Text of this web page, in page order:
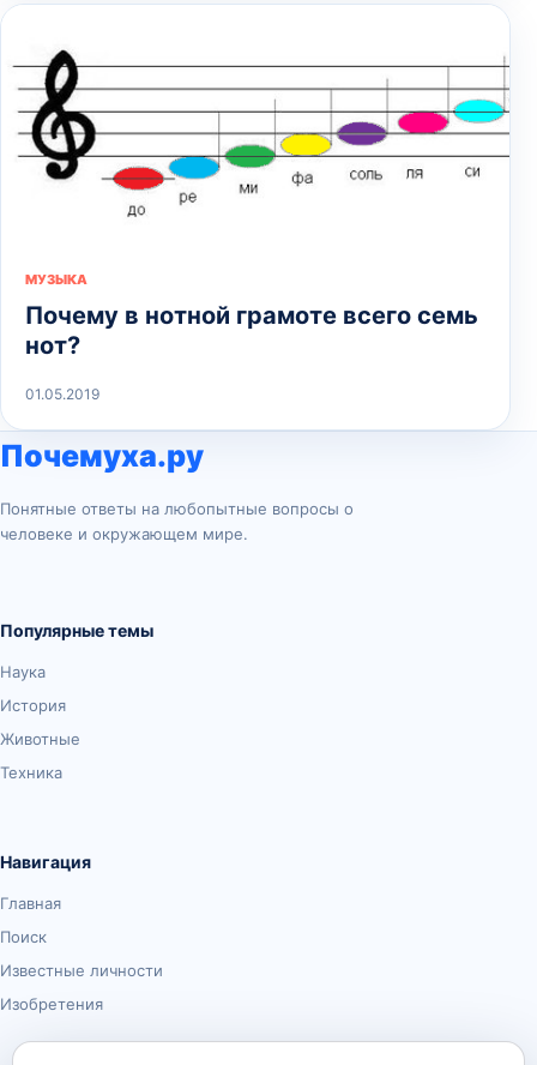
МУЗЫКА
Почему в нотной грамоте всего семь
нот?
01.05.2019
Почемуха.ру
Понятные ответы на любопытные вопросы о
человеке и окружающем мире.
Популярные темы
Наука
История
Животные
Техника
Навигация
Главная
Поиск
Известные личности
Изобретения